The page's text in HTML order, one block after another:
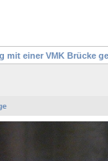
einer VMK Brücke